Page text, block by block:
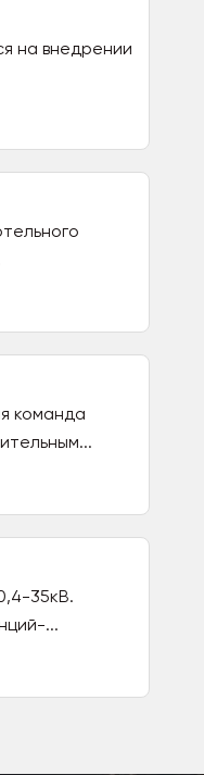
на внедрении
команда
35кВ.
...